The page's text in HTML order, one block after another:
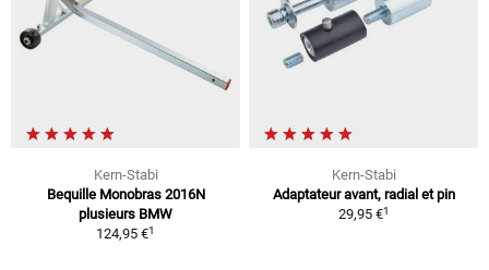
Kern-Stabi
Bequille Monobras 2016N
plusieurs BMW
124,95 €1
Kern-Stabi
Adaptateur avant, radial et pin
29,95 €1